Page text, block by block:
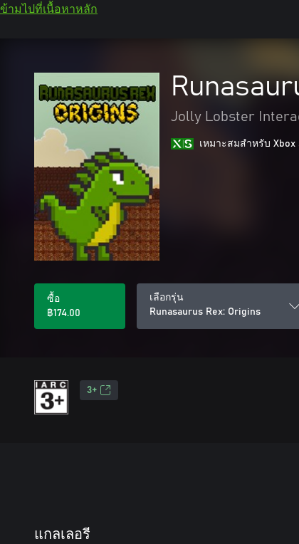
ข้ามไปที่เนื้อหาหลัก
Jolly Lobster
เหมาะสมสําหรับ Xbox
ซื้อ
฿174.00
เลือกรุ่น
Runasaurus Rex: Origins
3+
แกลเลอรี